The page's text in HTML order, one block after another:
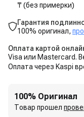
₸ (без примерки)
Гарантия
100% оригинал,
Оплата картой
Visa или Mastercard.
Оплата через Kaspi
100% Оригинал
Товар прошел